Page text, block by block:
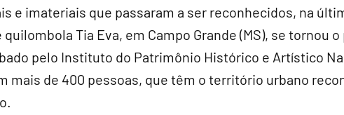
e imateriais que passaram a ser reconhecidos, na
Tia Eva, em Campo Grande (MS), se tornou
pelo Instituto do Patrimônio Histórico e Artístico
mais de 400 pessoas, que têm o território urbano